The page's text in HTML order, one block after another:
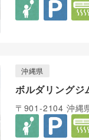
沖縄県
ボルダリングジ
〒901-2104 沖縄